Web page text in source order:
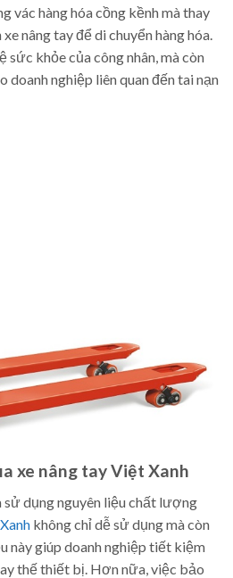
vác hàng hóa cồng kềnh mà thay
nâng tay để di chuyển hàng hóa.
sức khỏe của công nhân, mà còn
doanh nghiệp liên quan đến tai nạn
xe nâng tay Việt Xanh
dụng nguyên liệu chất lượng
không chỉ dễ sử dụng mà còn
này giúp doanh nghiệp tiết kiệm
thế thiết bị. Hơn nữa, việc bảo